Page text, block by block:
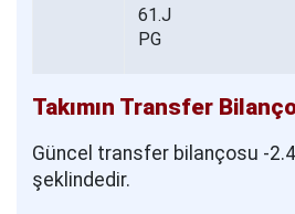
Takımın Transfer
Güncel transfer bilançosu -
şeklindedir.